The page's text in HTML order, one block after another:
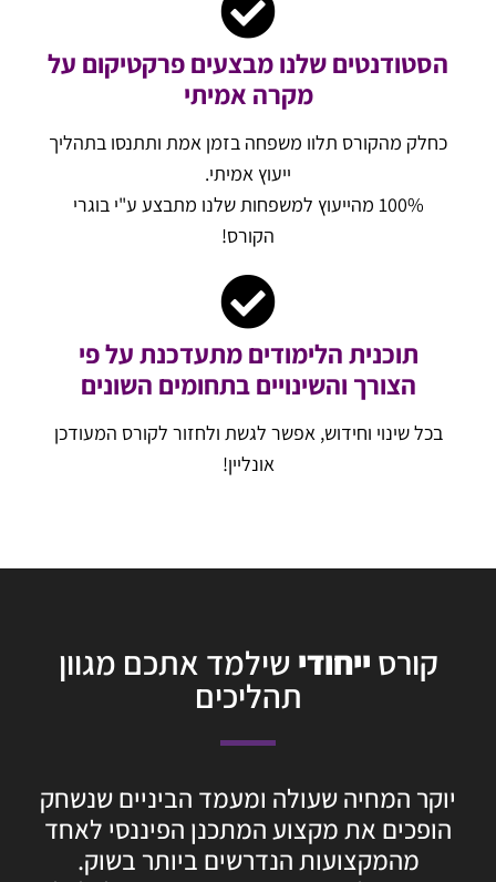
הסטודנטים שלנו מבצעים פרקטיקום על
מקרה אמיתי
כחלק מהקורס תלוו משפחה בזמן אמת ותתנסו בתהליך
ייעוץ אמיתי.
100% מהייעוץ למשפחות שלנו מתבצע ע"י בוגרי
הקורס!
תוכנית הלימודים מתעדכנת על פי
הצורך והשינויים בתחומים השונים
בכל שינוי וחידוש, אפשר לגשת ולחזור לקורס המעודכן
אונליין!
קורס ייחודי שילמד אתכם מגוון
תהליכים
יוקר המחיה שעולה ומעמד הביניים שנשחק
הופכים את מקצוע המתכנן הפיננסי לאחד
מהמקצועות הנדרשים ביותר בשוק.